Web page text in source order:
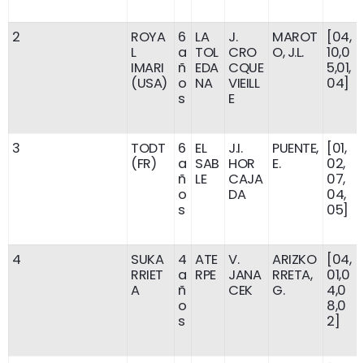
2
ROYA
L
IMARI
(USA)
6
a
ñ
o
s
LA
TOL
EDA
NA
J.
CRO
CQUE
VIEILL
E
MAROT
O, J.L.
[04,
10,0
5,01,
04]
3
TODT
(FR)
6
a
ñ
o
s
EL
SAB
LE
J.I.
HOR
CAJA
DA
PUENTE,
E.
[01,
02,
07,
04,
05]
4
SUKA
RRIET
A
4
a
ñ
o
s
ATE
RPE
V.
JANA
CEK
ARIZKO
RRETA,
G.
[04,
01,0
4,0
8,0
2]